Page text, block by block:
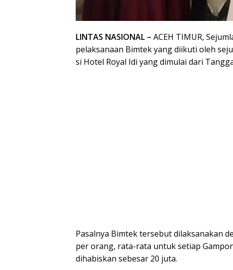
LINTAS NASIONAL – ACEH TIMUR,
pelaksanaan Bimtek yang diikuti oleh
si Hotel Royal Idi yang dimulai dari
Pasalnya Bimtek tersebut dilaksanakan
per orang, rata-rata untuk setiap
dihabiskan sebesar 20 juta.